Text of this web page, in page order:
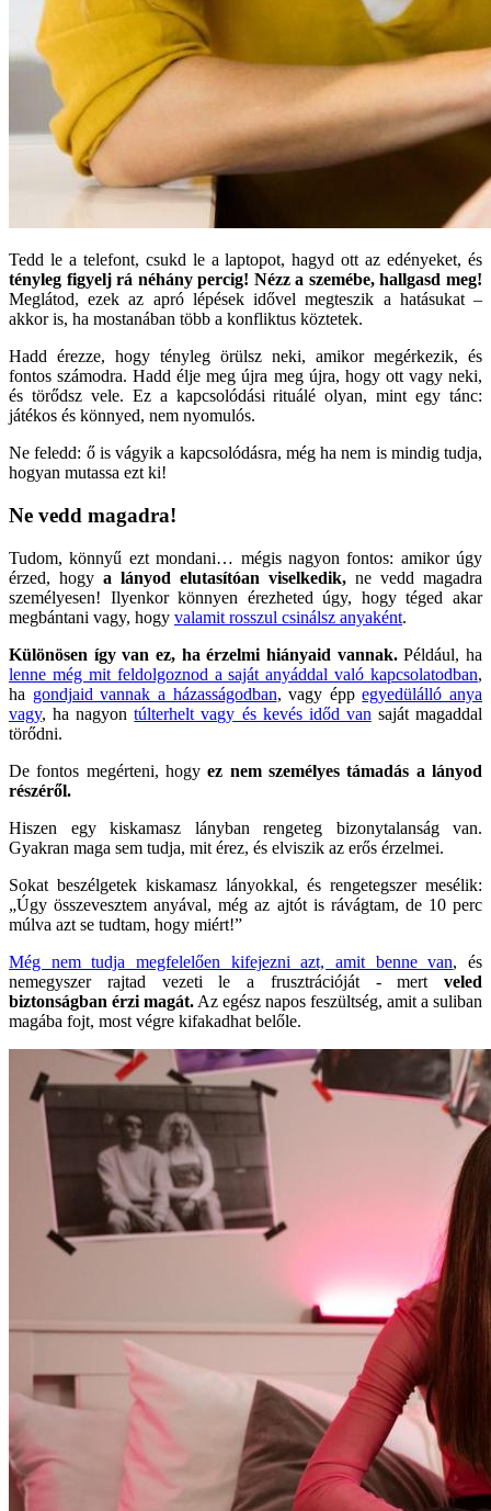
Tedd le a telefont, csukd le a laptopot, hagyd ott az edényeket, és
tényleg figyelj rá néhány percig! Nézz a szemébe, hallgasd meg!
Meglátod, ezek az apró lépések idővel megteszik a hatásukat –
akkor is, ha mostanában több a konfliktus köztetek.
Hadd érezze, hogy tényleg örülsz neki, amikor megérkezik, és
fontos számodra. Hadd élje meg újra meg újra, hogy ott vagy neki,
és törődsz vele. Ez a kapcsolódási rituálé olyan, mint egy tánc:
játékos és könnyed, nem nyomulós.
Ne feledd: ő is vágyik a kapcsolódásra, még ha nem is mindig tudja,
hogyan mutassa ezt ki!
Ne vedd magadra!
Tudom, könnyű ezt mondani… mégis nagyon fontos: amikor úgy
érzed, hogy a lányod elutasítóan viselkedik, ne vedd magadra
személyesen! Ilyenkor könnyen érezheted úgy, hogy téged akar
megbántani vagy, hogy valamit rosszul csinálsz anyaként.
Különösen így van ez, ha érzelmi hiányaid vannak.Például, ha
lenne még mit feldolgoznod a saját anyáddal való kapcsolatodban,
ha gondjaid vannak a házasságodban, vagy éppegyedülálló anya
vagy, ha nagyontúlterhelt vagy és kevés időd van saját magaddal
törődni.
De fontos megérteni, hogyez nem személyes támadás a lányod
részéről.
Hiszen egy kiskamasz lányban rengeteg bizonytalanság van.
Gyakran maga sem tudja, mit érez, és elviszik az erős érzelmei.
Sokat beszélgetek kiskamasz lányokkal, és rengetegszer mesélik:
„Úgy összevesztem anyával, még az ajtót is rávágtam, de 10 perc
múlva azt se tudtam, hogy miért!”
Még nem tudja megfelelően kifejezni azt, amit benne van, és
nemegyszer rajtad vezeti le a frusztrációját - mert veled
biztonságban érzi magát. Az egész napos feszültség, amit a suliban
magába fojt, most végre kifakadhat belőle.